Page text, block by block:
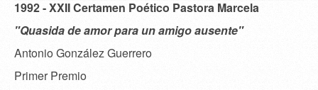
1992 - XXII Certamen Poético Pastora Marcela
"Quasida de amor para un amigo ausente"
Antonio González Guerrero
Primer Premio